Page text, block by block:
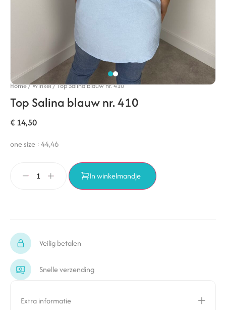
Home/Winkel/Top Salina blauw nr. 410
Top Salina blauw nr. 410
€ 14,50
one size : 44,46
In winkelmandje
Veilig betalen
Snelle verzending
Extra informatie